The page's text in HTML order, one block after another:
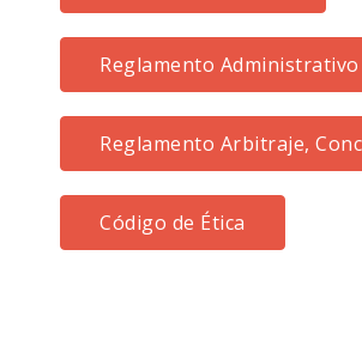
Reglamento Administrativo
Reglamento Arbitraje,
Código de Ética